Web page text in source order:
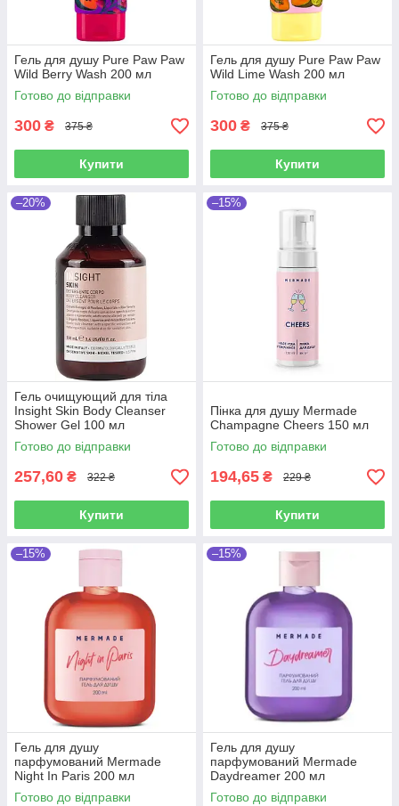
Гель для душу Pure Paw Paw
Wild Berry Wash 200 мл
Готово до відправки
300 ₴ 375 ₴
Купити
Гель для душу Pure Paw Paw
Wild Lime Wash 200 мл
Готово до відправки
300 ₴ 375 ₴
Купити
–20%
Гель очищующий для тіла
Insight Skin Body Cleanser
Shower Gel 100 мл
Готово до відправки
257,60 ₴ 322 ₴
Купити
–15%
Пінка для душу Mermade
Champagne Cheers 150 мл
Готово до відправки
194,65 ₴ 229 ₴
Купити
–15%
Гель для душу
парфумований Mermade
Night In Paris 200 мл
Готово до відправки
–15%
Гель для душу
парфумований Mermade
Daydreamer 200 мл
Готово до відправки